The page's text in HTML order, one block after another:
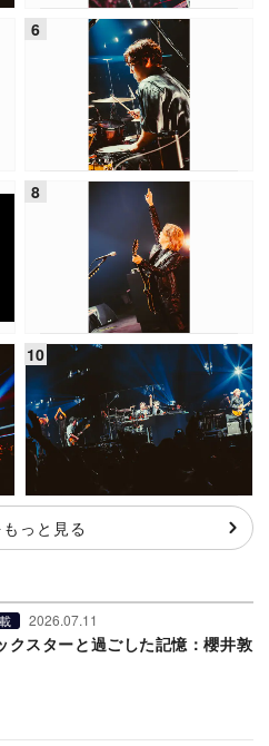
っと見る
2026.07.11
クスターと過ごした記憶：櫻井敦